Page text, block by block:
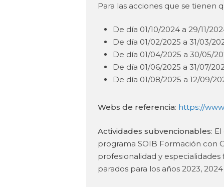
Para las acciones que se tienen
De día 01/10/2024 a 29/11/
De día 01/02/2025 a 31/03/
De día 01/04/2025 a 30/05/
De día 01/06/2025 a 31/07/
De día 01/08/2025 a 12/09/
Webs de referencia: https://
Actividades subvencionables:
programa SOIB Formación con
profesionalidad y
parados para los años 2023, 2024